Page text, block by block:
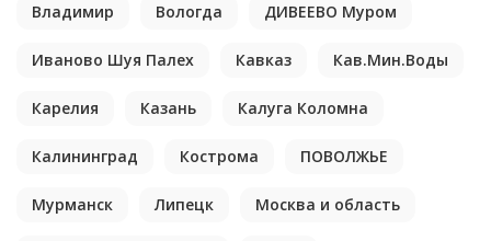
Владимир Вологда ДИВЕЕВО Муром
Иваново Шуя Палех Кавказ Кав.Мин.Воды
Карелия Казань Калуга Коломна
Калининград Кострома ПОВОЛЖЬЕ
Мурманск Липецк Москва и область